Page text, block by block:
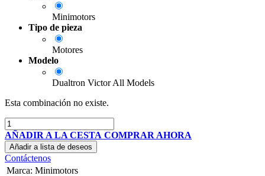
Minimotors
Tipo de pieza
Motores
Modelo
Dualtron Victor All Models
Esta combinación no existe.
AÑADIR A LA CESTA COMPRAR AHORA
Añadir a lista de deseos
Contáctenos
Marca: Minimotors